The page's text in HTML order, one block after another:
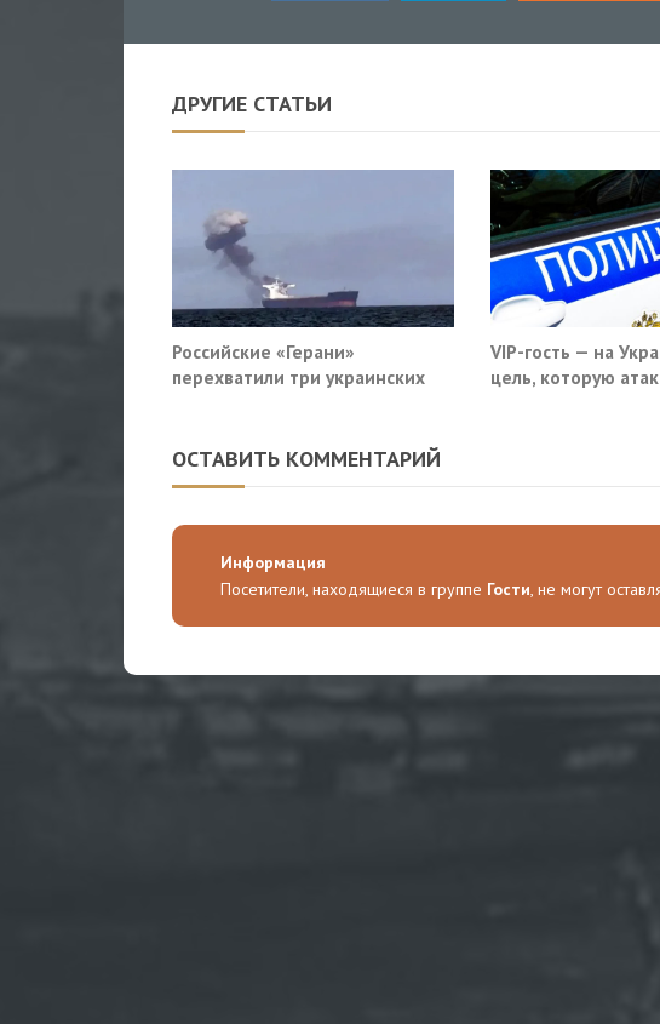
ДРУГИЕ СТАТЬИ
Российские «Герани»
перехватили три украинских
VIP-гость — на
цель, которую
ОСТАВИТЬ КОММЕНТАРИЙ
Информация
Посетители, находящиеся в группе Гости, не могут